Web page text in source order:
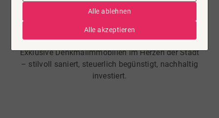
Wohnung zu kaufen in Köthen
Villa Wittig – Wohnen mit
Geschichte & steuerlichem Vorteil
Exklusive Denkmalimmobilien im Herzen der Stadt
– stilvoll saniert, steuerlich begünstigt, nachhaltig
investiert.
Alle ablehnen
Alle akzeptieren